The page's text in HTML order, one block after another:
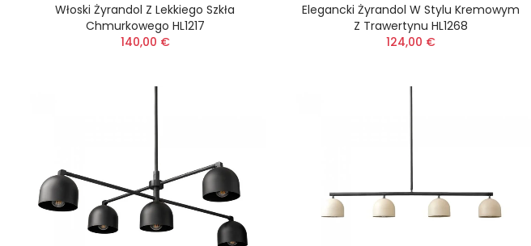
Włoski Żyrandol Z Lekkiego Szkła
Chmurkowego HL1217
140,00 €
Elegancki Żyrandol W Stylu Kremowym
Z Trawertynu HL1268
124,00 €